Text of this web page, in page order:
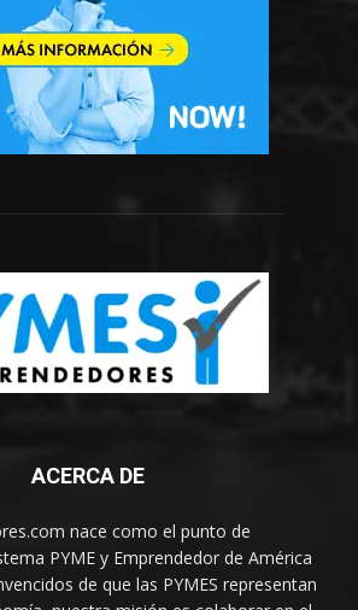
ACERCA DE
nace como el punto de
PYME y Emprendedor de América
de que las PYMES representan